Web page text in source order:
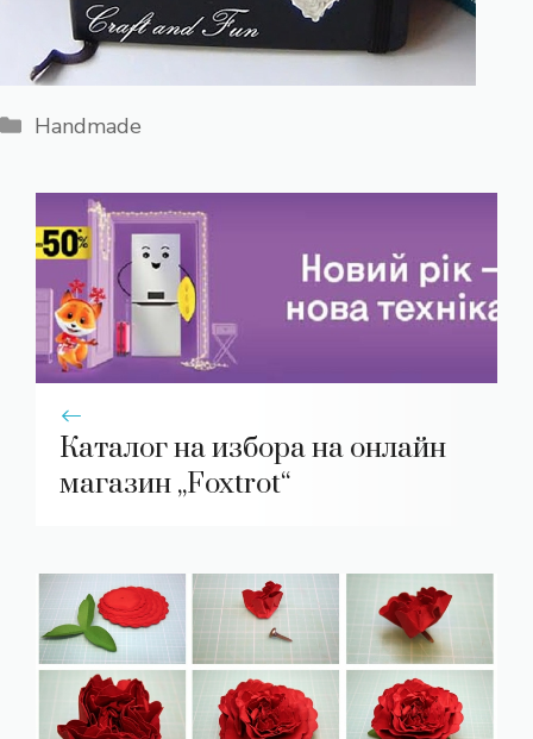
Категории
Handmade
Каталог на избора на онлайн
магазин „Foxtrot“